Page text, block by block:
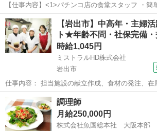
【仕事内容】<1>パチンコ店の食堂スタッフ ・簡
での接客 →食券制なので 注文などはないです!!
→席は25席くらい <具体的には…> ・ご飯をよそ
パチンコ店内のクリ...
アルバイト・パート
【岩出市】中高年・主婦
ト★年齢不問・社保完備
時給1,045円
ミストラルHD株式会社
岩出市
仕事内容： 担当施設の献立作成、食材の発注、在
衛生管理、必要書類作成、その他の付随業務 有料老人ホームの入居者
様へ栄養面を考えた 体に優しい料理の献立を作成
～10施設の献立作成、発...
岩出市 キッチン
調理師
月給250,000円
株式会社魚国総本社 大阪本部